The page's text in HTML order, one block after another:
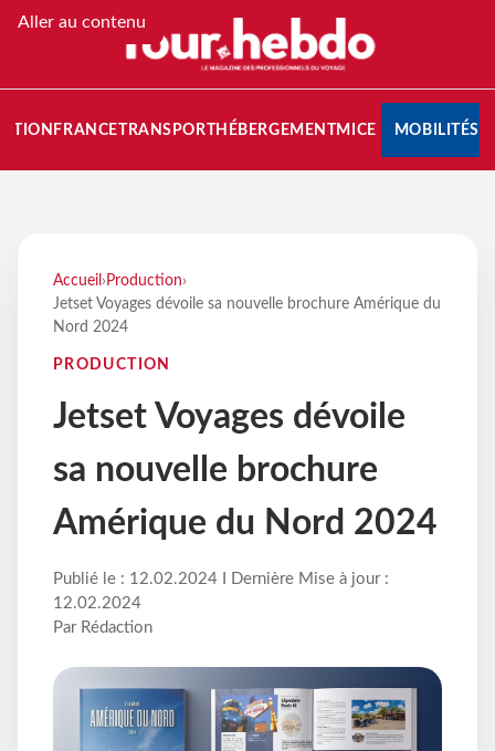
Aller au contenu
FRANCETRANSPORT HÉBERGEMENTMICE MOBILITÉS
Accueil › Production›
Jetset Voyages dévoile sa nouvelle brochure Amérique du
Nord 2024
PRODUCTION
Jetset Voyages dévoile
sa nouvelle brochure
Amérique du Nord 2024
Publié le : 12.02.2024 I Dernière Mise à jour :
12.02.2024
Par Rédaction